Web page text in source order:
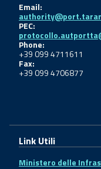
Email:
PEC:
Phone:
+39 099 4711611
Fax:
+39 099 4706877
Link Utili
Ministero delle